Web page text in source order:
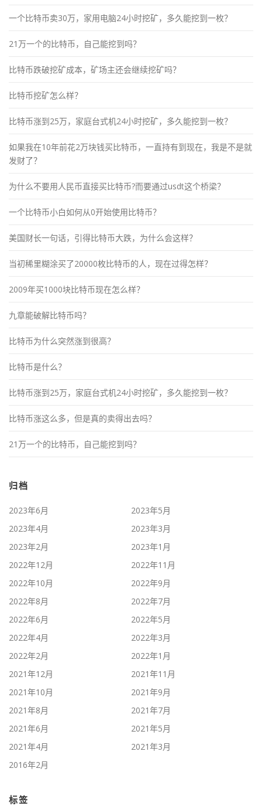
一个比特币卖30万，家用电脑24小时挖矿，多久能挖到一枚？
21万一个的比特币，自己能挖到吗？
比特币跌破挖矿成本，矿场主还会继续挖矿吗？
比特币挖矿怎么样？
比特币涨到25万，家庭台式机24小时挖矿，多久能挖到一枚？
如果我在10年前花2万块钱买比特币，一直持有到现在，我是不是就
发财了？
为什么不要用人民币直接买比特币?而要通过usdt这个桥梁？
一个比特币小白如何从0开始使用比特币？
美国财长一句话，引得比特币大跌，为什么会这样？
当初稀里糊涂买了20000枚比特币的人，现在过得怎样？
2009年买1000块比特币现在怎么样？
九章能破解比特币吗？
比特币为什么突然涨到很高？
比特币是什么？
比特币涨到25万，家庭台式机24小时挖矿，多久能挖到一枚？
比特币涨这么多，但是真的卖得出去吗？
21万一个的比特币，自己能挖到吗？
归档
2023年6月
2023年5月
2023年4月
2023年3月
2023年2月
2023年1月
2022年12月
2022年11月
2022年10月
2022年9月
2022年8月
2022年7月
2022年6月
2022年5月
2022年4月
2022年3月
2022年2月
2022年1月
2021年12月
2021年11月
2021年10月
2021年9月
2021年8月
2021年7月
2021年6月
2021年5月
2021年4月
2021年3月
2016年2月
标签